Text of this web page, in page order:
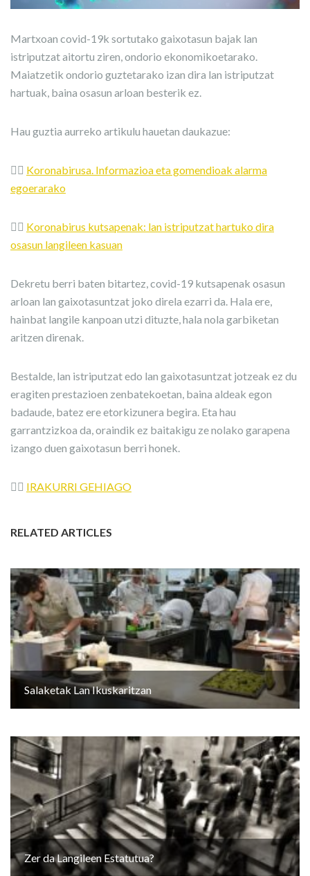
Martxoan covid-19k sortutako gaixotasun bajak lan
istriputzat aitortu ziren, ondorio ekonomikoetarako.
Maiatzetik ondorio guztetarako izan dira lan istriputzat
hartuak, baina osasun arloan besterik ez.
Hau guztia aurreko artikulu hauetan daukazue:
👉🏼 Koronabirusa. Informazioa eta gomendioak alarma
egoerarako
👉🏼 Koronabirus kutsapenak: lan istriputzat hartuko dira
osasun langileen kasuan
Dekretu berri baten bitartez, covid-19 kutsapenak osasun
arloan lan gaixotasuntzat joko direla ezarri da. Hala ere,
hainbat langile kanpoan utzi dituzte, hala nola garbiketan
aritzen direnak.
Bestalde, lan istriputzat edo lan gaixotasuntzat jotzeak ez du
eragiten prestazioen zenbatekoetan, baina aldeak egon
badaude, batez ere etorkizunera begira. Eta hau
garrantzizkoa da, oraindik ez baitakigu ze nolako garapena
izango duen gaixotasun berri honek.
👉🏼 IRAKURRI GEHIAGO
RELATED ARTICLES
Salaketak Lan Ikuskaritzan
Zer da Langileen Estatutua?